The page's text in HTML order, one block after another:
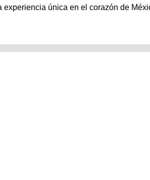
única en el corazón de